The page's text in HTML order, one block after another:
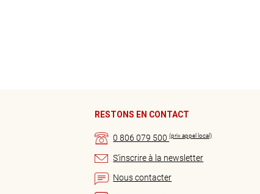
RESTONS EN CONTACT
0 806 079 500(prix appel local)
S’inscrire à la newsletter
Nous contacter